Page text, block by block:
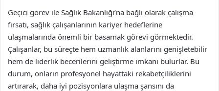
Geçici görev ile Sağlık Bakanlığı’na bağlı olarak çalışma
fırsatı, sağlık çalışanlarının kariyer hedeflerine
ulaşmalarında önemli bir basamak görevi görmektedir.
Çalışanlar, bu süreçte hem uzmanlık alanlarını genişletebilir
hem de liderlik becerilerini geliştirme imkanı bulurlar. Bu
durum, onların profesyonel hayattaki rekabetçiliklerini
artırarak, daha iyi pozisyonlara ulaşma şansını da